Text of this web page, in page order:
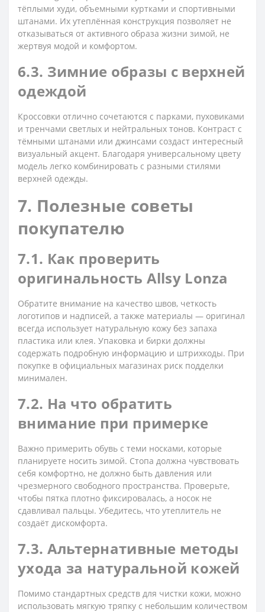
тёплыми худи, объемными куртками и спортивными
штанами. Их утеплённая конструкция позволяет не
отказываться от активного образа жизни зимой, не
жертвуя модой и комфортом.
6.3. Зимние образы с верхней
одеждой
Кроссовки отлично сочетаются с парками, пуховиками
и тренчами светлых и нейтральных тонов. Контраст с
тёмными штанами или джинсами создаст интересный
визуальный акцент. Благодаря универсальному цвету
модель легко комбинировать с разными стилями
верхней одежды.
7. Полезные советы
покупателю
7.1. Как проверить
оригинальность Allsy Lonza
Обратите внимание на качество швов, четкость
логотипов и надписей, а также материалы — оригинал
всегда использует натуральную кожу без запаха
пластика или клея. Упаковка и бирки должны
содержать подробную информацию и штрихкоды. При
покупке в официальных магазинах риск подделки
минимален.
7.2. На что обратить
внимание при примерке
Важно примерить обувь с теми носками, которые
планируете носить зимой. Стопа должна чувствовать
себя комфортно, не должно быть давления или
чрезмерного свободного пространства. Проверьте,
чтобы пятка плотно фиксировалась, а носок не
сдавливал пальцы. Убедитесь, что утеплитель не
создаёт дискомфорта.
7.3. Альтернативные методы
ухода за натуральной кожей
Помимо стандартных средств для чистки кожи, можно
использовать мягкую тряпку с небольшим количеством